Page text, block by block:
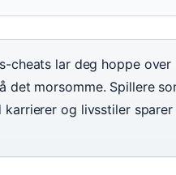
cheats lar deg hoppe
det morsomme. Spillere
karrierer og livsstiler